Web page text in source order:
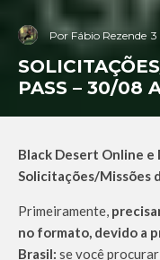
Por Fábio Rezende 3
PASS – 30/08
Black Desert Online e
Solicitações/Missões
Primeiramente,
no formato, devido a
Brasil: se você